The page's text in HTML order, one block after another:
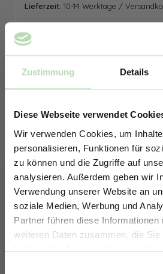
Zustimmung Details
Diese Webseite verwendet
Wir verwenden Cookies, um
personalisieren, Funktionen für
zu können und die Zugriffe auf
analysieren. Außerdem geben wir
Verwendung unserer Website an
soziale Medien, Werbung und
Partner führen diese
weiteren Daten zusammen, die Sie
haben oder die sie im Rahmen
Lieferzeit: 10-14 Werktage /
ERHALTE 5%
DEINE